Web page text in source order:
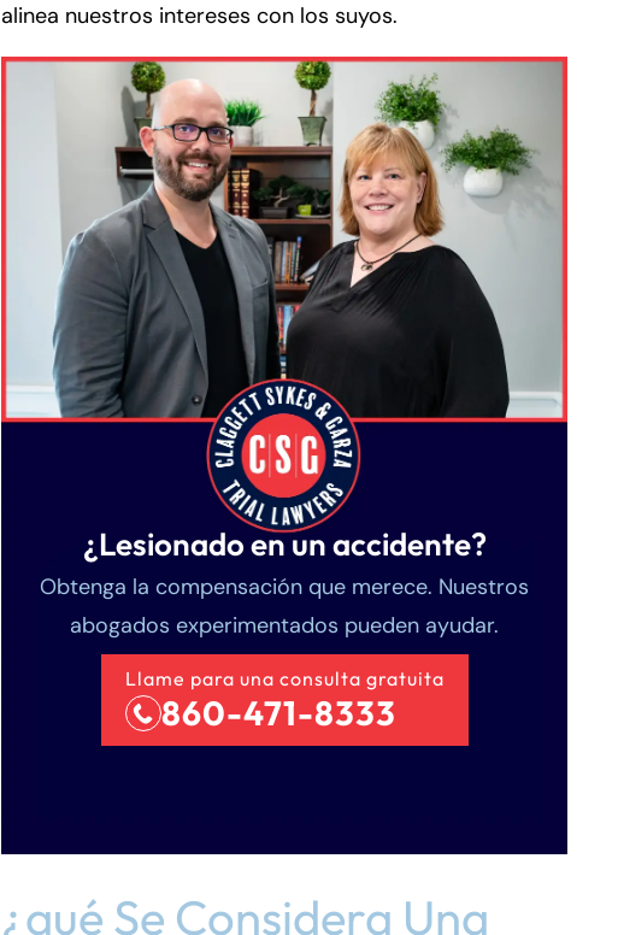
alinea nuestros intereses con los suyos.
¿Lesionado en un accidente?
Obtenga la compensación que merece. Nuestros
abogados experimentados pueden ayudar.
Llame para una consulta gratuita
860-471-8333
¿qué Se Considera Una